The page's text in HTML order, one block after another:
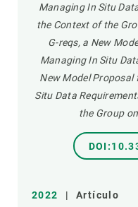
Managing In Situ
the Context of the
G-reqs, a New
Managing In Situ
New Model
Situ Data
the Group
2022 | Artículo